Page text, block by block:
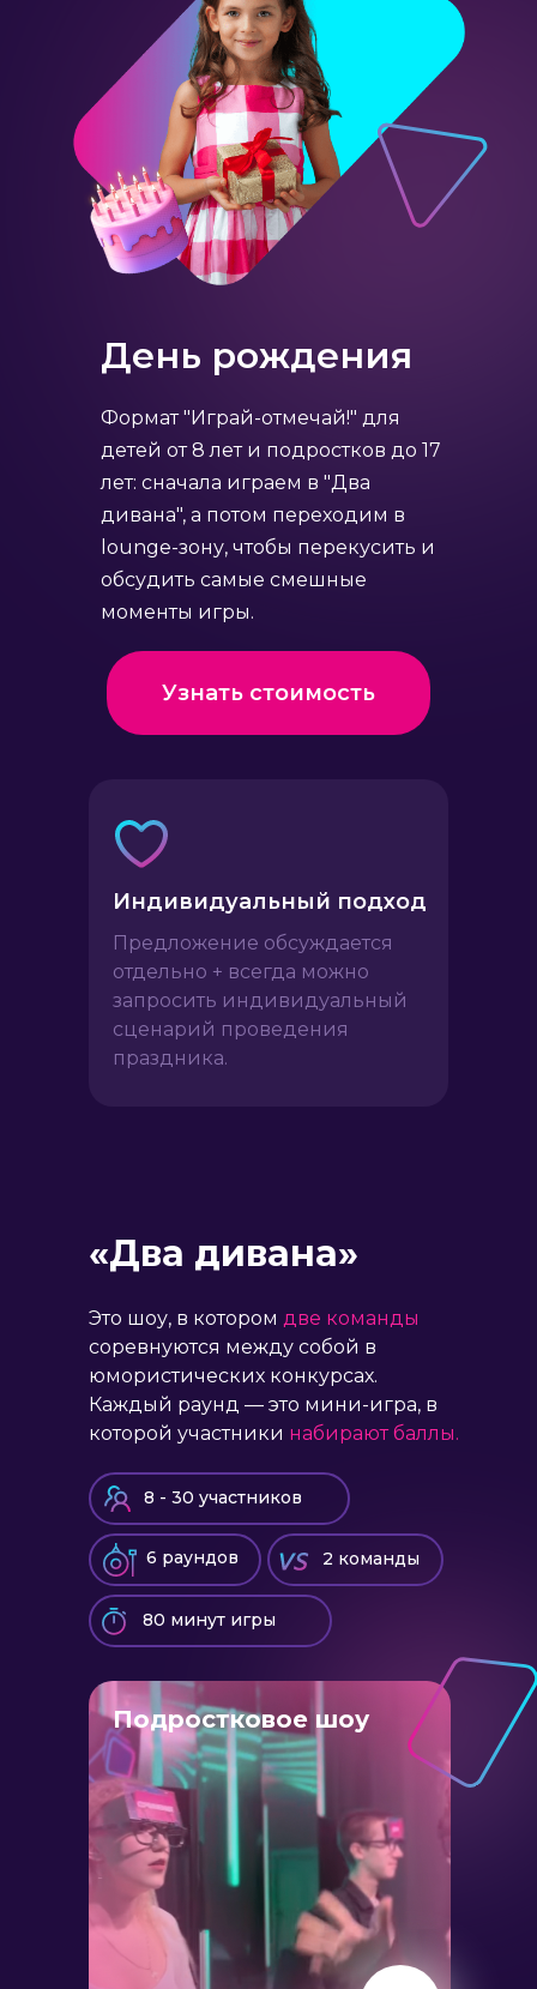
День рождения
Формат "Играй-отмечай!" для
детей от 8 лет и подростков до 17
лет: сначала играем в "Два
дивана", а потом переходим в
lounge-зону, чтобы перекусить и
обсудить самые смешные
моменты игры.
Предложение обсуждается
отдельно + всегда можно
запросить индивидуальный
сценарий проведения
праздника.
Индивидуальный подход
Узнать стоимость
«Два дивана»
Это шоу, в котором две команды
соревнуются между собой в
юмористических конкурсах.
Каждый раунд — это мини-игра, в
которой участники набирают баллы.
Подростковое шоу
8 - 30 участников
6 раундов 2 команды
80 минут игры